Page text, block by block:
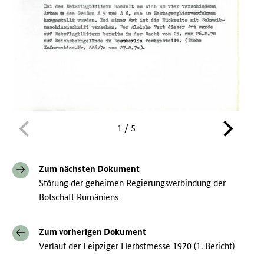
1 / 5
Zum nächsten Dokument
Störung der geheimen Regierungsverbindung der
Botschaft Rumäniens
Zum vorherigen Dokument
Verlauf der Leipziger Herbstmesse 1970 (1. Bericht)